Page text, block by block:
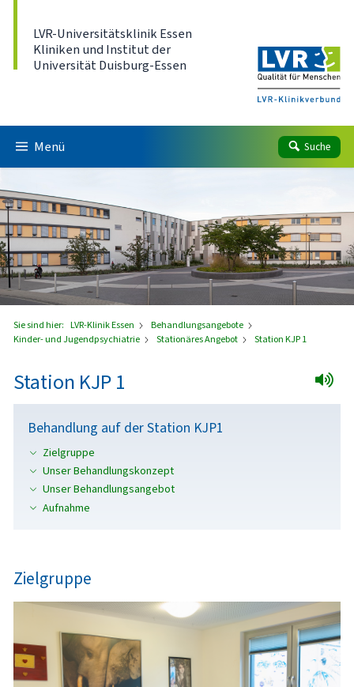
LVR-Universitätsklinik Essen
Kliniken und Institut der
Universität Duisburg-Essen
Menü Suche
Sie sind hier: LVR-Klinik Essen
Behandlungsangebote
Kinder- und Jugendpsychiatrie
Stationäres Angebot Station KJP 1
Station KJP 1
Behandlung auf der Station KJP1
Zielgruppe
Unser Behandlungskonzept
Unser Behandlungsangebot
Aufnahme
Zielgruppe